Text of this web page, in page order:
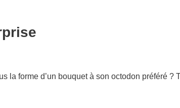
la forme d’un bouquet à son octodon préféré ?